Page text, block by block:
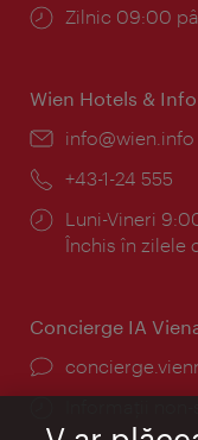
Program:
Zilnic 09:00
Wien Hotels & Info
E-
info@wien.info
Telefon:
+43-1-24 555
Program:
Luni-Vineri
Închis în zilele
Concierge IA